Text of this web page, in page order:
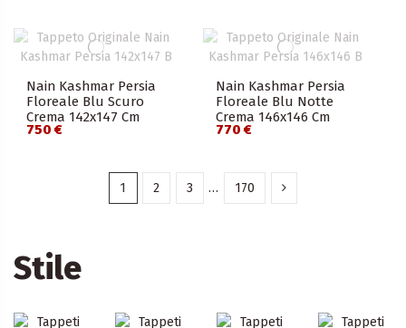
Nain Kashmar Persia
Floreale Blu Scuro
Crema 142x147 Cm
750 €
Nain Kashmar Persia
Floreale Blu Notte
Crema 146x146 Cm
770 €
1 2 3 … 170
Stile